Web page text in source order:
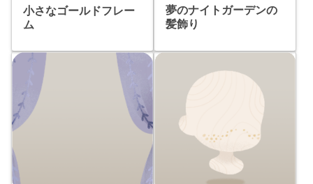
小さなゴールドフレー
ム
夢のナイトガーデンの
髪飾り